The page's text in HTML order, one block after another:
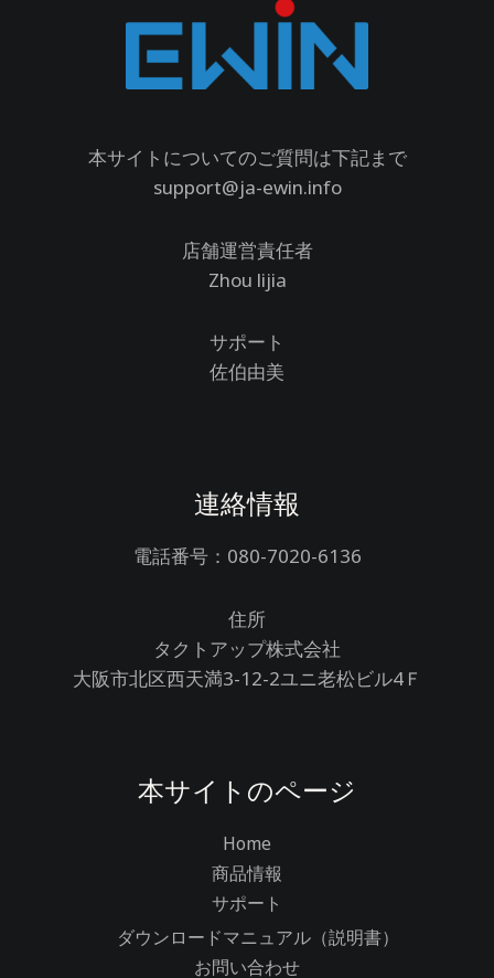
本サイトについてのご質問は下記まで
support@ja-ewin.info
店舗運営責任者
Zhou lijia
サポート
佐伯由美
連絡情報
電話番号：080-7020-6136
住所
タクトアップ株式会社
大阪市北区西天満3-12-2ユニ老松ビル4Ｆ
本サイトのページ
Home
商品情報
サポート
ダウンロードマニュアル（説明書）
お問い合わせ